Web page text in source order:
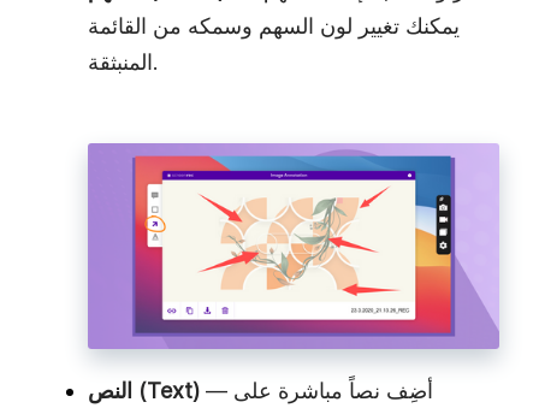
يمكنك تغيير لون السهم وسمكه من القائمة
المنبثقة.
النص (Text) — أضِف نصاً مباشرة على